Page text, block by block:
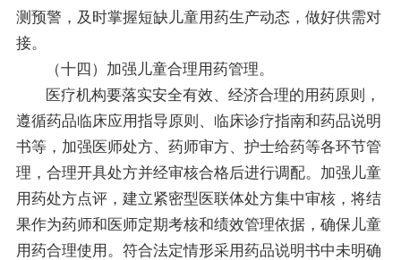
测预警，及时掌握短缺儿童用药生产动态，做好供需对
接。
（十四）加强儿童合理用药管理。
医疗机构要落实安全有效、经济合理的用药原则，
遵循药品临床应用指导原则、临床诊疗指南和药品说明
书等，加强医师处方、药师审方、护士给药等各环节管
理，合理开具处方并经审核合格后进行调配。加强儿童
用药处方点评，建立紧密型医联体处方集中审核，将结
果作为药师和医师定期考核和绩效管理依据，确保儿童
用药合理使用。符合法定情形采用药品说明书中未明确